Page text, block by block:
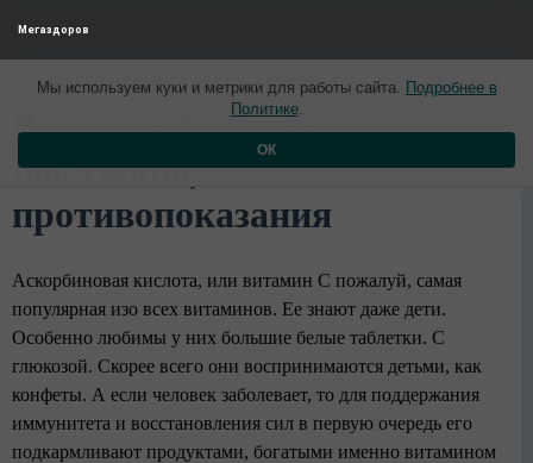
Мегаздоров
Мы используем куки и метрики для работы сайта. Подробнее в
Политике.
ОК
Новые материалы от 09 июня
Витамин С - функции,
показания,
противопоказания
Аскорбиновая кислота, или витамин С пожалуй, самая
популярная изо всех витаминов. Ее знают даже дети.
Особенно любимы у них большие белые таблетки. С
глюкозой. Скорее всего они воспринимаются детьми, как
конфеты. А если человек заболевает, то для поддержания
иммунитета и восстановления сил в первую очередь его
подкармливают продуктами, богатыми именно витамином